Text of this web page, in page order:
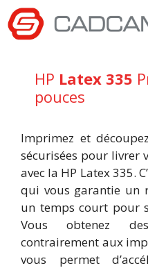
Aller
au
contenu
HP Latex 335
pouces
Imprimez et
sécurisées pour livrer
avec la HP Latex 335.
qui vous garantie un
un temps court pour
Vous obtenez
contrairement aux
vous permet